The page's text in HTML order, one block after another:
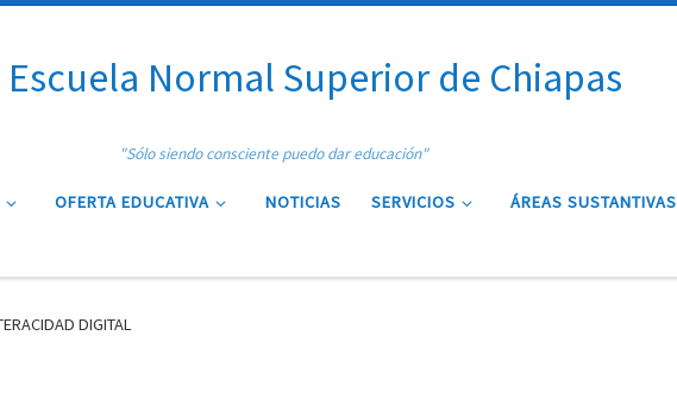
Escuela Normal Superior de Chiapas
"Sólo siendo consciente puedo dar educación"
OFERTA EDUCATIVA NOTICIAS SERVICIOS ÁREAS SUSTANTIVAS
DIGITAL